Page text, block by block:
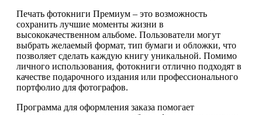
Печать фотокниги Премиум – это возможность
сохранить лучшие моменты жизни в
высококачественном альбоме. Пользователи могут
выбрать желаемый формат, тип бумаги и обложки, что
позволяет сделать каждую книгу уникальной. Помимо
личного использования, фотокниги отлично подходят в
качестве подарочного издания или профессионального
портфолио для фотографов.
Программа для оформления заказа помогает